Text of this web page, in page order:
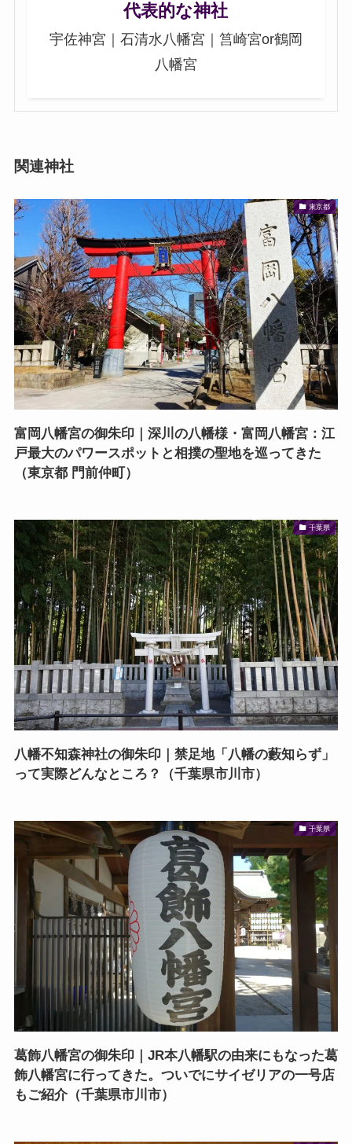
代表的な神社
宇佐神宮｜石清水八幡宮｜筥崎宮or鶴岡
八幡宮
関連神社
東京都
富岡八幡宮の御朱印｜深川の八幡様・富岡八幡宮：江
戸最大のパワースポットと相撲の聖地を巡ってきた
（東京都 門前仲町）
千葉県
八幡不知森神社の御朱印｜禁足地「八幡の藪知らず」
って実際どんなところ？（千葉県市川市）
千葉県
葛飾八幡宮の御朱印｜JR本八幡駅の由来にもなった葛
飾八幡宮に行ってきた。ついでにサイゼリアの一号店
もご紹介（千葉県市川市）